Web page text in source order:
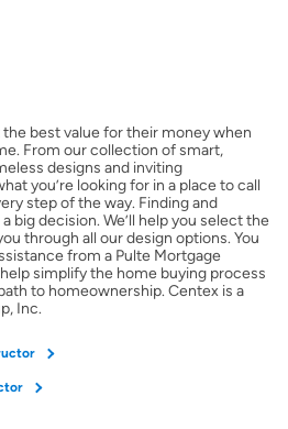
para la venta
por mi casa
best value for their money when
From our collection of smart,
designs and inviting
you’re looking for in a place to call
step of the way. Finding and
big decision. We’ll help you select the
through all our design options. You
from a Pulte Mortgage
simplify the home buying process
to homeownership. Centex is a
Inc.